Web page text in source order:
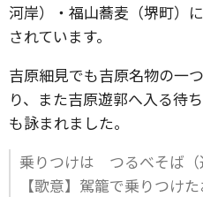
河岸）・福山蕎麦（堺町）
されています。
吉原細見でも吉原名物の一
り、また吉原遊郭へ入る待
も詠まれました。
乗りつけは つるべそば
【歌意】駕籠で乗りつけ